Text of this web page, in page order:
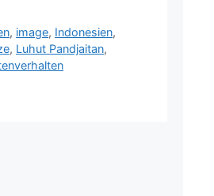
, image, Indonesien,
, Luhut Pandjaitan,